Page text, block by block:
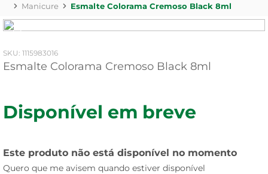
Manicure
Esmalte Colorama Cremoso Black 8ml
: 1115983016
Esmalte Colorama Cremoso Black 8ml
Disponível em breve
Este produto não está disponível no momento
Quero que me avisem quando estiver disponível